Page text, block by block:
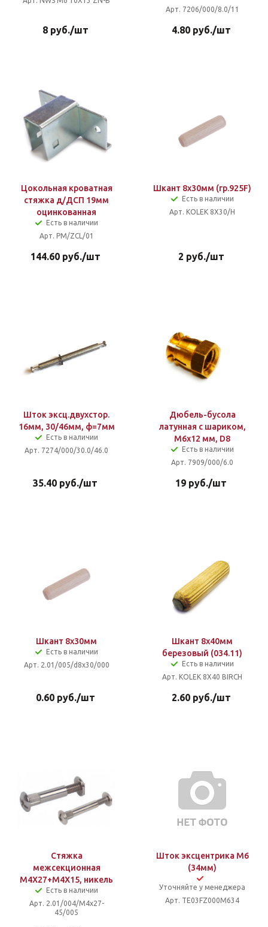
8руб./шт
Арт. 7206/000/8.0/11
4.80руб./шт
Цокольная кроватная
стяжка д/ДСП 19мм
оцинкованная
Есть в наличии
Арт. PM/ZCL/01
144.60руб./шт
Шкант 8х30мм (гр.925F)
Есть в наличии
Арт. KOLEK 8X30/H
2 руб./шт
Шток эксц.двухстор.
16мм, 30/46мм, ф=7мм
Есть в наличии
Арт. 7274/000/30.0/46.0
35.40 руб./шт
Дюбель-бусола
латунная с шариком,
M6х12 мм, D8
Есть в наличии
Арт. 7909/000/6.0
19 руб./шт
Шкант 8х30мм
Есть в наличии
Арт. 2.01/005/d8x30/000
0.60руб./шт
Шкант 8х40мм
березовый (034.11)
Есть в наличии
Арт. KOLEK 8X40 BIRCH
2.60руб./шт
Стяжка
межсекционная
М4Х27+M4X15, никель
Есть в наличии
Арт. 2.01/004/M4x27-
45/005
Шток эксцентрика М6
(34мм)
Уточняйте у менеджера
Арт. TE03FZ000M634